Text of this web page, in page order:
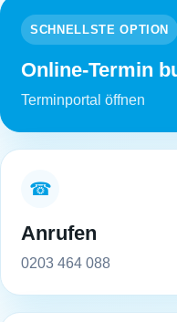
SCHNELLSTE OPTION
Online-Termin
Terminportal öffnen
☎
Anrufen
0203 464 088